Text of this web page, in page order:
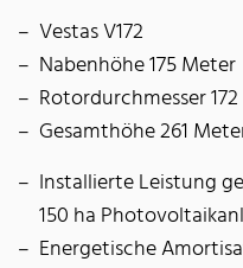
Vestas V172
Nabenhöhe 175 Meter
Rotordurchmesser
Gesamthöhe 261
Installierte Leistung
150 ha
Energetische